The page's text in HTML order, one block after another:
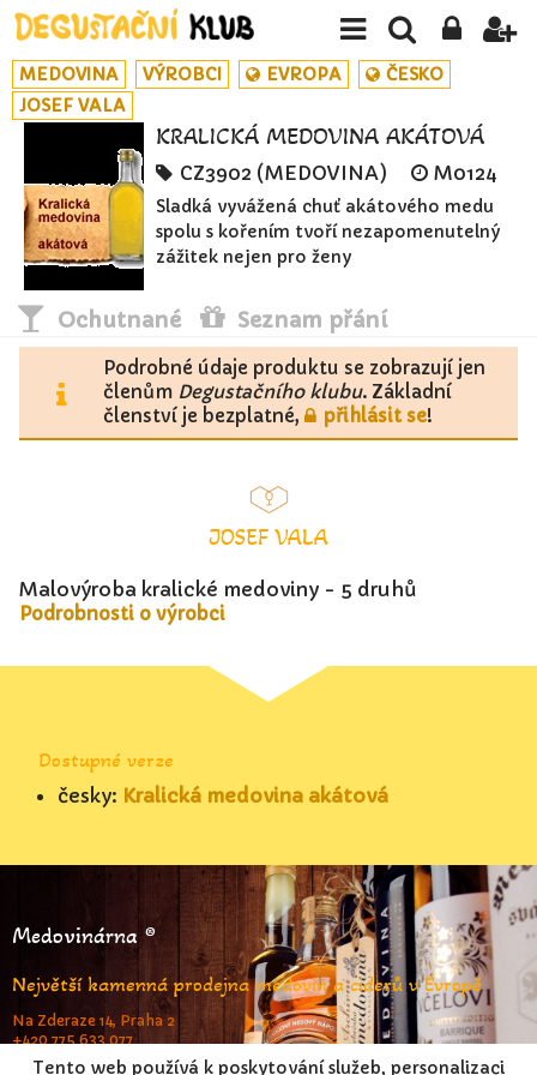
MEDOVINA VÝROBCI EVROPA
ČESKO
JOSEF VALA
KRALICKÁ MEDOVINA AKÁTOVÁ
CZ3902 (MEDOVINA) M0124
Sladká vyvážená chuť akátového medu
spolu s kořením tvoří nezapomenutelný
zážitek nejen pro ženy
Ochutnané Seznam přání
Podrobné údaje produktu se zobrazují jen
členům Degustačního klubu. Základní
členství je bezplatné,
přihlásit se!
JOSEF VALA
Malovýroba kralické medoviny - 5 druhů
Podrobnosti o výrobci
Dostupné verze
česky: Kralická medovina akátová
Medovinárna ®
Největší kamenná prodejna medovin a ciderů v Evropě
Na Zderaze 14, Praha 2
+420 775 633 077
www.medovinarna.cz
Tento web používá k poskytování služeb, personalizaci